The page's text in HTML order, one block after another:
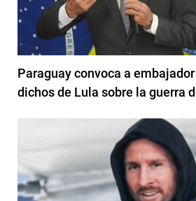
Paraguay convoca a
dichos de Lula sobre la guerra